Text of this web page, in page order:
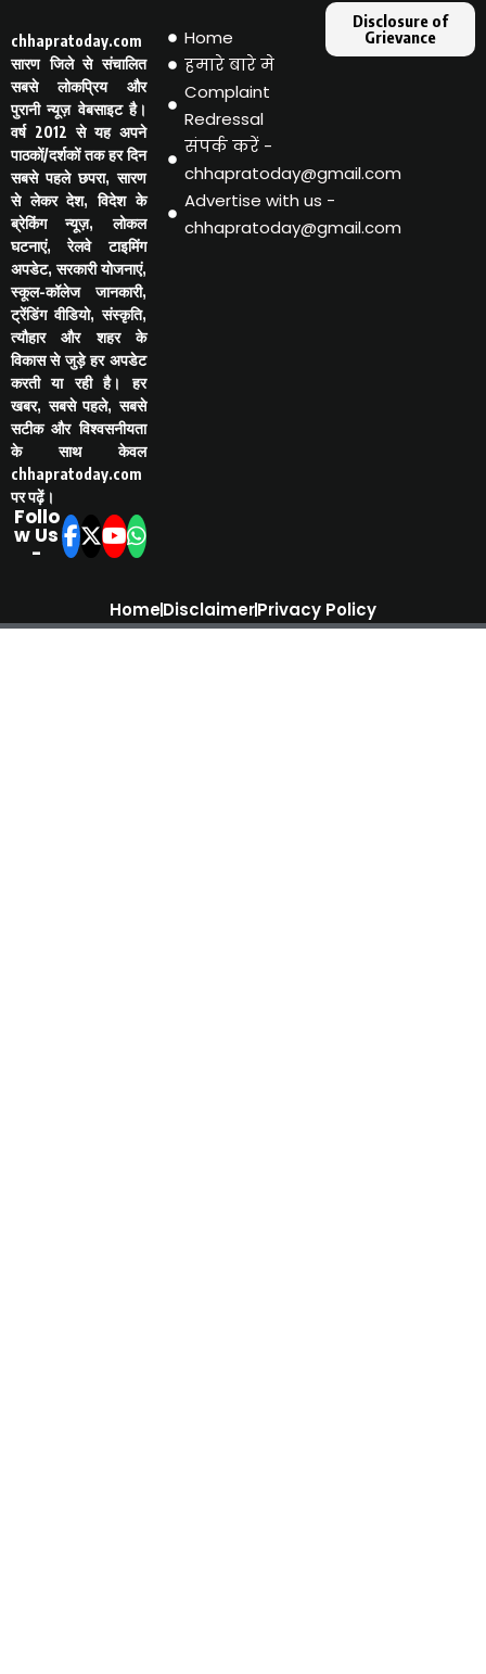
chhapratoday.com
सारण जिले से संचालित
सबसे लोकप्रिय और
पुरानी न्यूज़ वेबसाइट है।
वर्ष 2012 से यह अपने
पाठकों/दर्शकों तक हर दिन
सबसे पहले छपरा, सारण
से लेकर देश, विदेश के
ब्रेकिंग न्यूज़, लोकल
घटनाएं, रेलवे टाइमिंग
अपडेट, सरकारी योजनाएं,
स्कूल-कॉलेज जानकारी,
ट्रेंडिंग वीडियो, संस्कृति,
त्यौहार और शहर के
विकास से जुड़े हर अपडेट
करती या रही है। हर
खबर, सबसे पहले, सबसे
सटीक और विश्वसनीयता
के साथ केवल
chhapratoday.com
पर पढ़ें।
Follo
w Us
-
Home
हमारे बारे मे
Complaint
Redressal
संपर्क करें -
chhapratoday@gmail.com
Advertise with us -
chhapratoday@gmail.com
Disclosure of
Grievance
HomeDisclaimerPrivacy Policy